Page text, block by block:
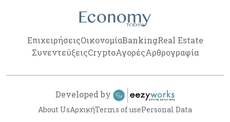
ΕπιχειρήσειςΟικονομίαBankingReal Estate
ΣυνεντεύξειςCryptoΑγορέςΑρθρογραφία
About UsΑρχικήTerms of usePersonal Data
Developed by